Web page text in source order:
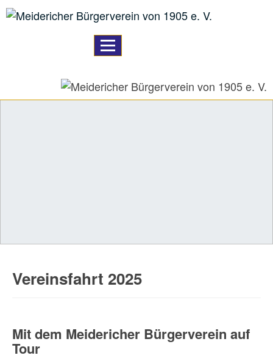
A59 Ausbau
Vereinsfahrt 2025
Mit dem Meidericher Bürgerverein auf
Tour